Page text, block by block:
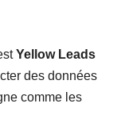
Yellow Leads
des données
comme les